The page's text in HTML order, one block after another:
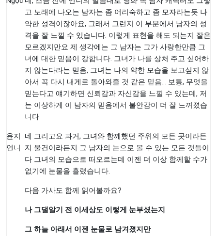
고 노래에 나오는 남자는 좀 어리숙하고 좀 모자라는듯 나
약한 성격이잖아요, 그래서 그런지 이 부분에서 남자의 성
격을 잘 느낄 수 있습니다. 이렇게 표현을 해도 되는지 잘은
모르겠지만요 제 생각에는 그 남자는 그가 사랑한만큼 그
녀에 대한 믿음이 강합니다. 그녀가 나를 상처 주고 싶어하
지 않는다라는 믿음, 그녀는 나의 약한 모습을 보고싶지 않
아서 꼭 다시 내게로 돌아와줄 것 같은 믿음… 보통, 무엇을
믿는다고 얘기하면 신뢰감과 자신감을 느낄 수 있는데, 저
는 이상하게 이 남자의 믿음에서 불안감이 더 잘 느껴졌습
니다.
윤지
언니
네 그리고요 과거, 그녀와 함께했던 주위의 모든 곳이라든
지 물건이라든지 그 남자의 눈으로 볼 수 있는 모든 것들이
다 그녀의 모습으로 떠오르는데 이젠 더 이상 함께할 수가
없기에 눈물을 흘렸습니다.
다음 가사도 함께 읽어볼까요?
나 그댈알기 전 이세상도 이렇게 눈부셨는지
그 하늘 아래서 이젠 눈물로 남겨졌지만